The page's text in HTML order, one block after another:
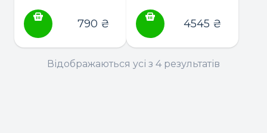
790 ₴
автокрісло гр.
1/2/3 з
нахилом+підсклянник
4545 ₴
Відображаються усі з 4 результатів